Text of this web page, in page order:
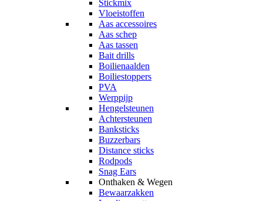
Stickmix
Vloeistoffen
Aas accessoires
Aas schep
Aas tassen
Bait drills
Boilienaalden
Boiliestoppers
PVA
Werppijp
Hengelsteunen
Achtersteunen
Banksticks
Buzzerbars
Distance sticks
Rodpods
Snag Ears
Onthaken & Wegen
Bewaarzakken